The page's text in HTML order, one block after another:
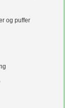
og puffer